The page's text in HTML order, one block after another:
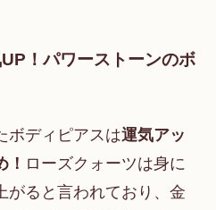
！パワーストーンのボ
ボディピアスは運気アッ
！ ローズクォーツは身に
がると言われており、金